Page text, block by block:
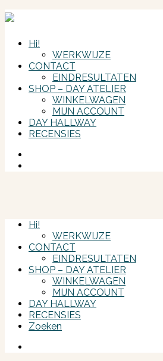
Hi!
WERKWIJZE
CONTACT
EINDRESULTATEN
SHOP – DAY ATELIER
WINKELWAGEN
MIJN ACCOUNT
DAY HALLWAY
RECENSIES
Hi!
WERKWIJZE
CONTACT
EINDRESULTATEN
SHOP – DAY ATELIER
WINKELWAGEN
MIJN ACCOUNT
DAY HALLWAY
RECENSIES
Zoeken